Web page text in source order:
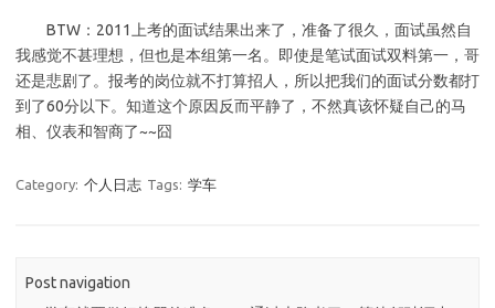
BTW：2011上考的面试结果出来了，准备了很久，面试虽然自
我感觉不甚理想，但也是本组第一名。即使是笔试面试双料第一，哥
还是悲剧了。报考的岗位就不打算招人，所以把我们的面试分数都打
到了60分以下。知道这个原因反而平静了，不然真该怀疑自己的马
相、仪表和智商了~~囧
Category: 个人日志 Tags: 学车
Post navigation